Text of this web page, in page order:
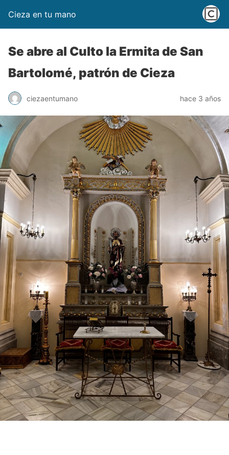
Cieza en tu mano
Se abre al Culto la Ermita de San
Bartolomé, patrón de Cieza
ciezaentumano hace 3 años